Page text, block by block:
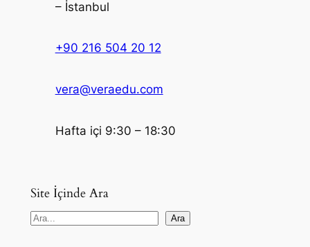
– İstanbul
+90 216 504 20 12
vera@veraedu.com
Hafta içi 9:30 – 18:30
Site İçinde Ara
S
Ara